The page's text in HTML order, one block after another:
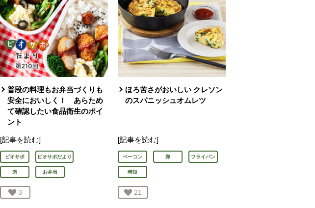
普段の料理もお弁当づくりも
安全においしく！ あらため
て確認したい食品衛生のポイ
ント
[記事を読む]
ビオサポ ビオサポだより
肉 お弁当
お気に入り登録：
3
ほろ苦さがおいしい クレソン
のスパニッシュオムレツ
[記事を読む]
ベーコン 卵 フライパン
時短
お気に入り登録：
21